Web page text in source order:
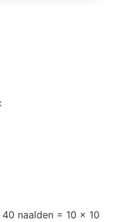
naalden = 10 x 10